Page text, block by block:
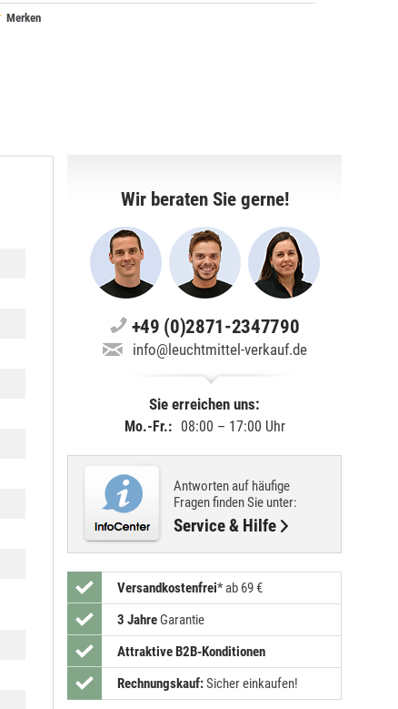
Merken
Wir beraten Sie gerne!
+49 (0)2871-2347790
info@leuchtmittel-verkauf.de
Sie erreichen uns:
Mo.-Fr.: 08:00 – 17:00 Uhr
Antworten auf häufige
Fragen finden Sie unter:
Service & Hilfe
Versandkostenfrei* ab 69 €
3 Jahre Garantie
Attraktive B2B-Konditionen
Rechnungskauf:Sicher einkaufen!